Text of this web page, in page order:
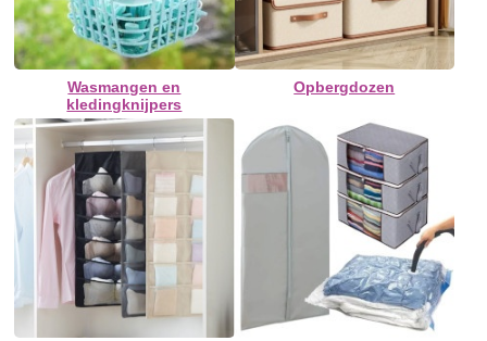
Wasmangen en
kledingknijpers
Opbergdozen